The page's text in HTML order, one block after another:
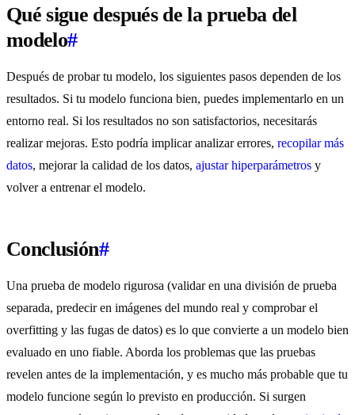
Qué sigue después de la prueba del
modelo#
Después de probar tu modelo, los siguientes pasos dependen de los
resultados. Si tu modelo funciona bien, puedes implementarlo en un
entorno real. Si los resultados no son satisfactorios, necesitarás
realizar mejoras. Esto podría implicar analizar errores, recopilar más
datos, mejorar la calidad de los datos, ajustar hiperparámetros y
volver a entrenar el modelo.
Conclusión#
Una prueba de modelo rigurosa (validar en una división de prueba
separada, predecir en imágenes del mundo real y comprobar el
overfitting y las fugas de datos) es lo que convierte a un modelo bien
evaluado en uno fiable. Aborda los problemas que las pruebas
revelen antes de la implementación, y es mucho más probable que tu
modelo funcione según lo previsto en producción. Si surgen